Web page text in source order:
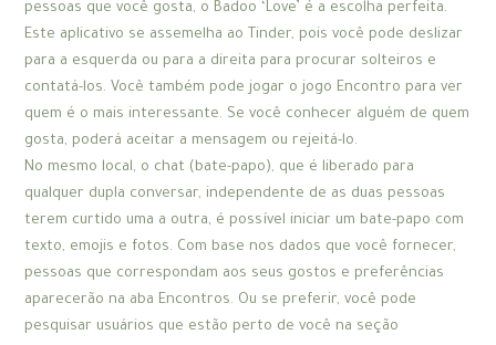
pessoas que você gosta, o Badoo ‘Love’ é a escolha perfeita.
Este aplicativo se assemelha ao Tinder, pois você pode deslizar
para a esquerda ou para a direita para procurar solteiros e
contatá-los. Você também pode jogar o jogo Encontro para ver
quem é o mais interessante. Se você conhecer alguém de quem
gosta, poderá aceitar a mensagem ou rejeitá-lo.
No mesmo local, o chat (bate-papo), que é liberado para
qualquer dupla conversar, independente de as duas pessoas
terem curtido uma a outra, é possível iniciar um bate-papo com
texto, emojis e fotos. Com base nos dados que você fornecer,
pessoas que correspondam aos seus gostos e preferências
aparecerão na aba Encontros. Ou se preferir, você pode
pesquisar usuários que estão perto de você na seção